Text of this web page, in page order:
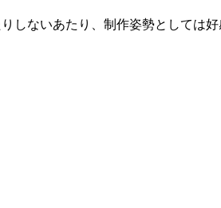
しないあたり、制作姿勢としては